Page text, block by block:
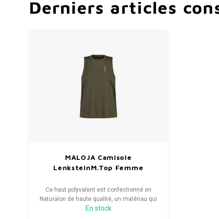
Derniers articles
MALOJA Camisole
LenksteinM.Top Femme
Ce haut polyvalent est confectionné en
Naturalon de haute qualité, un matériau qui
sèche rapidement, offre un toucher très
En stock